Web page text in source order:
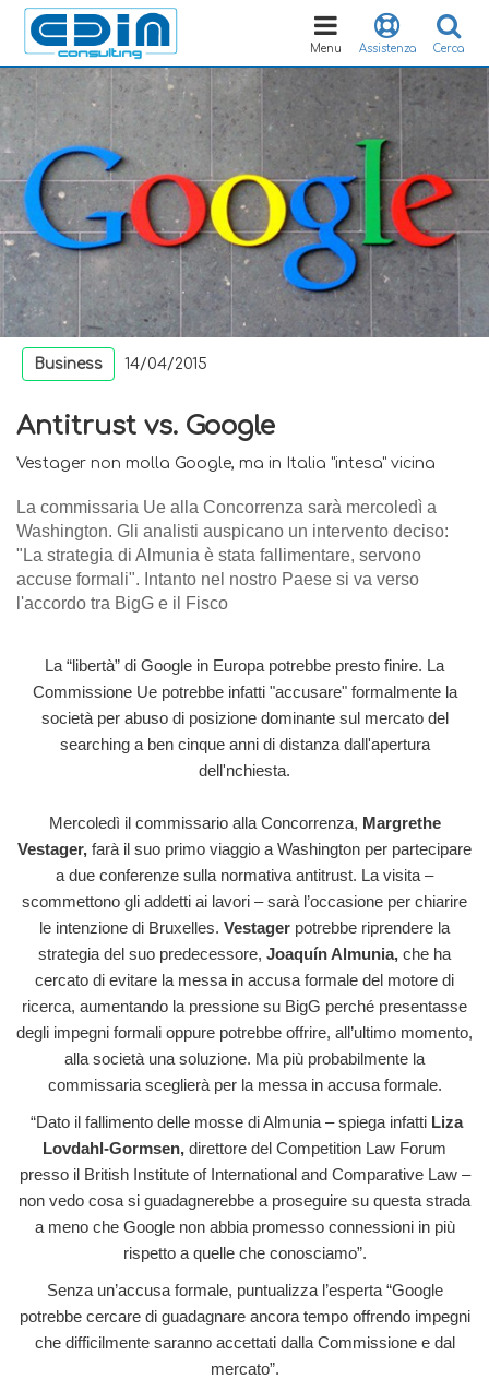
Cerca
Assistenza
Toggle
navigation
Menu
Business 14/04/2015
Antitrust vs. Google
Vestager non molla Google, ma in Italia "intesa" vicina
La commissaria Ue alla Concorrenza sarà mercoledì a
Washington. Gli analisti auspicano un intervento deciso:
"La strategia di Almunia è stata fallimentare, servono
accuse formali". Intanto nel nostro Paese si va verso
l'accordo tra BigG e il Fisco
La “libertà” di Google in Europa potrebbe presto finire. La
Commissione Ue potrebbe infatti "accusare" formalmente la
società per abuso di posizione dominante sul mercato del
searching a ben cinque anni di distanza dall'apertura
dell'nchiesta.
Mercoledì il commissario alla Concorrenza, Margrethe
Vestager, farà il suo primo viaggio a Washington per partecipare
a due conferenze sulla normativa antitrust. La visita –
scommettono gli addetti ai lavori – sarà l’occasione per chiarire
le intenzione di Bruxelles. Vestager potrebbe riprendere la
strategia del suo predecessore, Joaquín Almunia, che ha
cercato di evitare la messa in accusa formale del motore di
ricerca, aumentando la pressione su BigG perché presentasse
degli impegni formali oppure potrebbe offrire, all’ultimo momento,
alla società una soluzione. Ma più probabilmente la
commissaria sceglierà per la messa in accusa formale.
“Dato il fallimento delle mosse di Almunia – spiega infatti Liza
Lovdahl-Gormsen, direttore del Competition Law Forum
presso il British Institute of International and Comparative Law –
non vedo cosa si guadagnerebbe a proseguire su questa strada
a meno che Google non abbia promesso connessioni in più
rispetto a quelle che conosciamo”.
Senza un’accusa formale, puntualizza l’esperta “Google
potrebbe cercare di guadagnare ancora tempo offrendo impegni
che difficilmente saranno accettati dalla Commissione e dal
mercato”.